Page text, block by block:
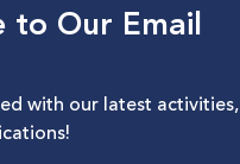
to Our Email
with our latest activities,